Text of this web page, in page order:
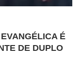
É
DE DUPLO